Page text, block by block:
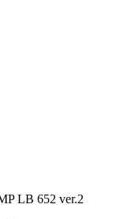
LB 652 ver.2